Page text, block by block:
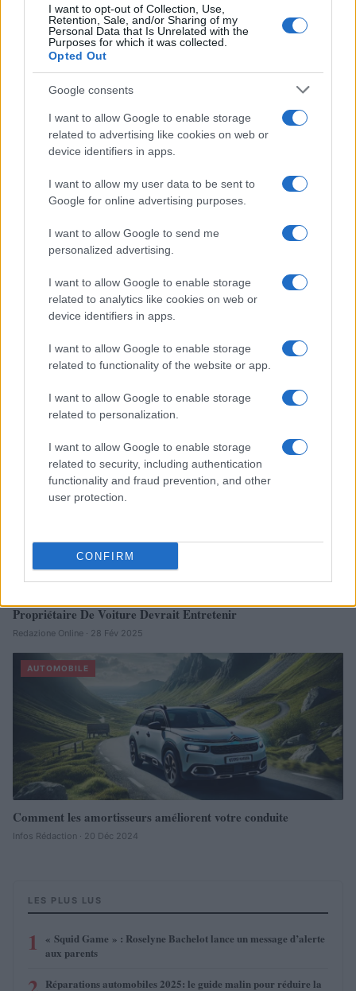
I want to opt-out of Collection, Use,
Retention, Sale, and/or Sharing of my
Personal Data that Is Unrelated with the
Purposes for which it was collected.
Opted Out
Google consents
I want to allow Google to enable storage
related to advertising like cookies on web or
device identifiers in apps.
I want to allow my user data to be sent to
Google for online advertising purposes.
I want to allow Google to send me
personalized advertising.
I want to allow Google to enable storage
related to analytics like cookies on web or
device identifiers in apps.
I want to allow Google to enable storage
related to functionality of the website or app.
I want to allow Google to enable storage
related to personalization.
I want to allow Google to enable storage
related to security, including authentication
functionality and fraud prevention, and other
user protection.
CONFIRM
À lire aussi
Réparations automobiles 2025: le guide malin pour réduire la
facture
Propriétaire De Voiture Devrait Entretenir
Redazione Online · 28 Fév 2025
AUTOMOBILE
Comment les amortisseurs améliorent votre conduite
Infos Rédaction · 20 Déc 2024
LES PLUS LUS
1
« Squid Game » : Roselyne Bachelot lance un message d’alerte
aux parents
Réparations automobiles 2025: le guide malin pour réduire la